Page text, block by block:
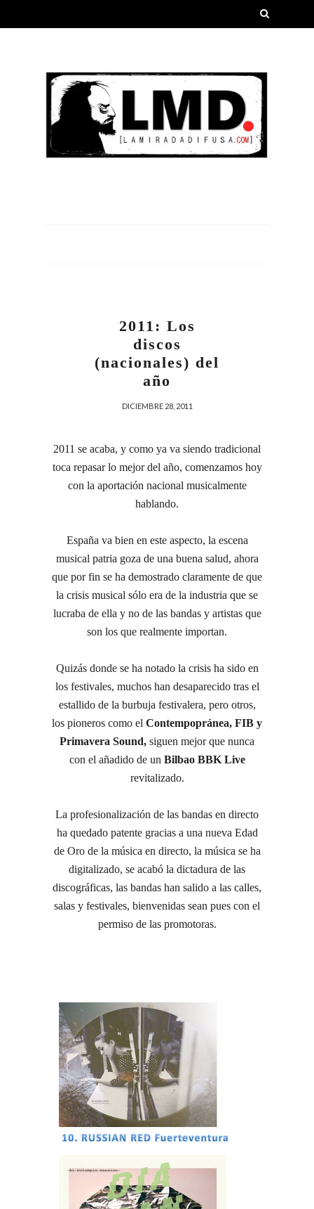
2011: Los
discos
(nacionales) del
año
DICIEMBRE 28, 2011
2011 se acaba, y como ya va siendo tradicional
toca repasar lo mejor del año, comenzamos hoy
con la aportación nacional musicalmente
hablando.
España va bien en este aspecto, la escena
musical patria goza de una buena salud, ahora
que por fin se ha demostrado claramente de que
la crisis musical sólo era de la industria que se
lucraba de ella y no de las bandas y artistas que
son los que realmente importan.
Quizás donde se ha notado la crisis ha sido en
los festivales, muchos han desaparecido tras el
estallido de la burbuja festivalera, pero otros,
los pioneros como el Contempopránea, FIB y
Primavera Sound, siguen mejor que nunca
con el añadido de un Bilbao BBK Live
revitalizado.
La profesionalización de las bandas en directo
ha quedado patente gracias a una nueva Edad
de Oro de la música en directo, la música se ha
digitalizado, se acabó la dictadura de las
discográficas, las bandas han salido a las calles,
salas y festivales, bienvenidas sean pues con el
permiso de las promotoras.